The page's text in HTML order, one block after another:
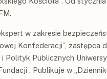
w zakresie
Konfederacji”,
Polityk Publicznych
. Publikuje w